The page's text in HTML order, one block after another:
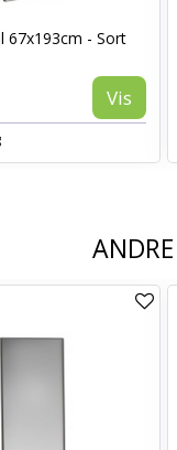
67x193cm - Sort
Vis